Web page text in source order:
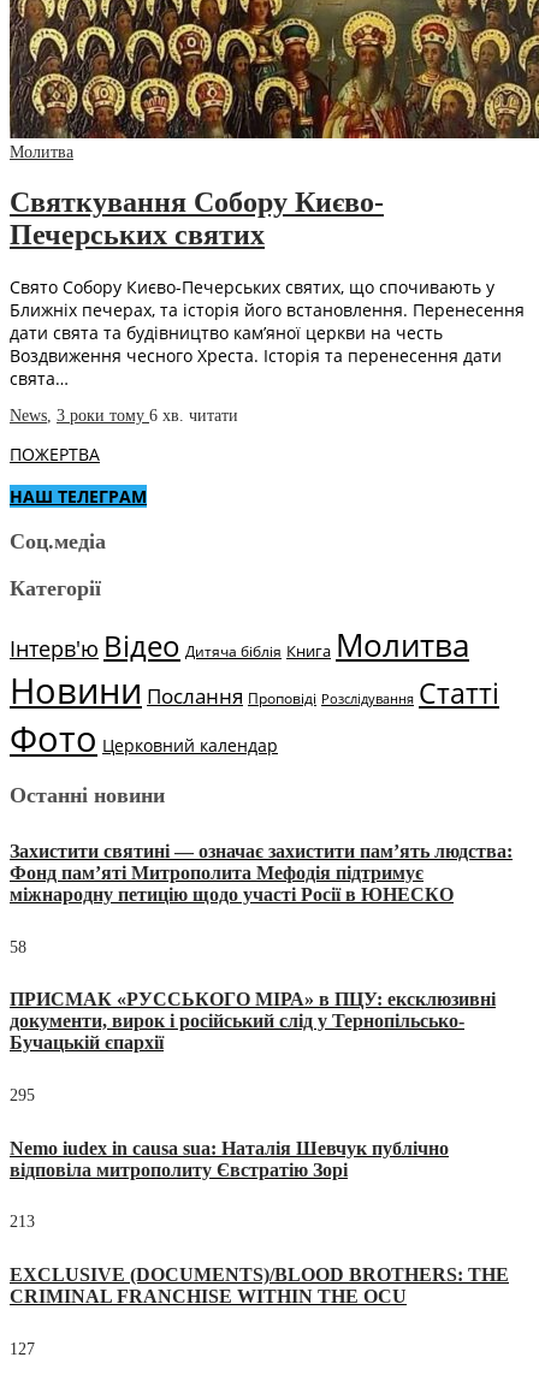
Молитва
Святкування Собору Києво-
Печерських святих
Свято Собору Києво-Печерських святих, що спочивають у
Ближніх печерах, та історія його встановлення. Перенесення
дати свята та будівництво кам’яної церкви на честь
Воздвиження чесного Хреста. Історія та перенесення дати
свята…
News, 3 роки тому 6 хв. читати
ПОЖЕРТВА
НАШ ТЕЛЕГРАМ
Соц.медіа
Категорії
Інтерв'ю Відео Дитяча біблія Книга Молитва
Новини Послання Проповіді Розслідування Статті
Фото Церковний календар
Останні новини
Захистити святині — означає захистити пам’ять людства:
Фонд пам’яті Митрополита Мефодія підтримує
міжнародну петицію щодо участі Росії в ЮНЕСКО
58
ПРИСМАК «РУССЬКОГО МІРА» в ПЦУ: ексклюзивні
документи, вирок і російський слід у Тернопільсько-
Бучацькій єпархії
295
Nemo iudex in causa sua: Наталія Шевчук публічно
відповіла митрополиту Євстратію Зорі
213
EXCLUSIVE (DOCUMENTS)/BLOOD BROTHERS: THE
CRIMINAL FRANCHISE WITHIN THE OCU
127